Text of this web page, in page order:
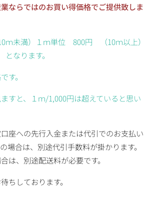
ならではのお買い得価格でご提供致しま
ｍ未満）１ｍ単位 800円 （10ｍ以上）
なります。
す。
すと、１ｍ/1,000円は超えていると思い
座への先行入金または代引でのお支払い
場合は、別途代引手数料が掛かります。
は、別途配送料が必要です。
ちしております。